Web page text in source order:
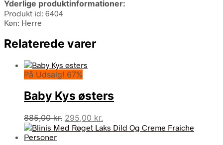
Yderlige produktinformationer:
Produkt id: 6404
Køn: Herre
Relaterede varer
På Udsalg! 67%
Baby Kys østers
885,00kr. Den
oprindelige
295,00 kr.
aktuelle